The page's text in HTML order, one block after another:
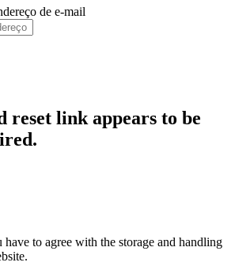
de e-mail
reset link appears to be
to agree with the storage and handling